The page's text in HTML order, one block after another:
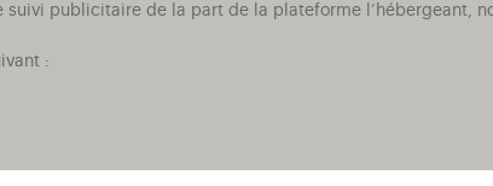
publicitaire de la part de la plateforme l’hébergeant,
: